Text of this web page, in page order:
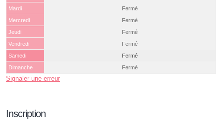
Mardi
Fermé
Mercredi
Fermé
Jeudi
Fermé
Vendredi
Fermé
Samedi
Fermé
Dimanche
Fermé
Signaler une erreur
Inscription